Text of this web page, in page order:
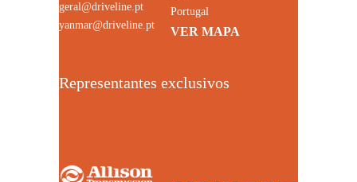
geral@driveline.pt
yanmar@driveline.pt
Portugal
VER MAPA
Representantes exclusivos